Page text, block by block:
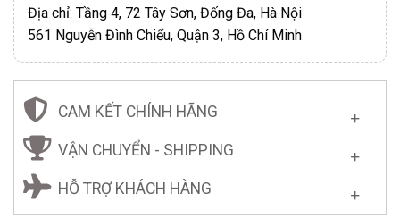
Địa chỉ: Tầng 4, 72 Tây Sơn, Đống Đa, Hà Nội
561 Nguyễn Đình Chiểu, Quận 3, Hồ Chí Minh
CAM KẾT CHÍNH HÃNG
VẬN CHUYỂN - SHIPPING
HỖ TRỢ KHÁCH HÀNG